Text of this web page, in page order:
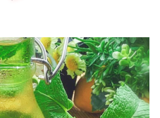
ミ
ン
ト
シ
ロ
ッ